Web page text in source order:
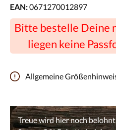
EAN:0671270012897
Bitte bestelle Deine
liegen keine
Allgemeine